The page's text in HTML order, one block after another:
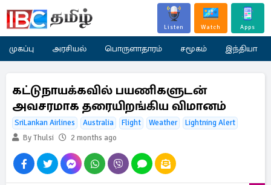
Listen Watch Apps
முகப்பு அரசியல் பொருளாதாரம் சமூகம் இந்தியா
கட்டுநாயக்கவில் பயணிகளுடன்
அவசரமாக தரையிறங்கிய விமானம்
SriLankan Airlines Australia Flight Weather
Lightning Alert
By Thulsi
2 months ago